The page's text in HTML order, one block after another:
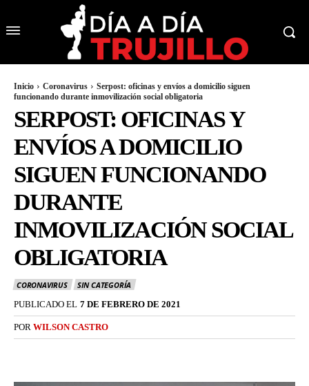
Inicio Coronavirus
Serpost: oficinas y envíos a domicilio siguen
funcionando durante inmovilización social obligatoria
SERPOST: OFICINAS Y
ENVÍOS A DOMICILIO
SIGUEN FUNCIONANDO
DURANTE
INMOVILIZACIÓN SOCIAL
OBLIGATORIA
CORONAVIRUS
SIN CATEGORÍA
PUBLICADO EL 7 DE FEBRERO DE 2021
POR WILSON CASTRO